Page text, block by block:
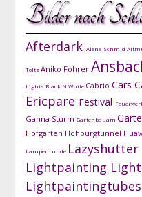
Bilder nach
Afterdark Alena Schmid
Toltz Aniko Fohrer
Lights Black N White Cabrio Cars
Ericpare Festival
Ganna Sturm Gartenbauam
Hofgarten Hohburgtunnel
Lampenrunde Lazyshutter
Lightpainting
Lightpaintingtubes